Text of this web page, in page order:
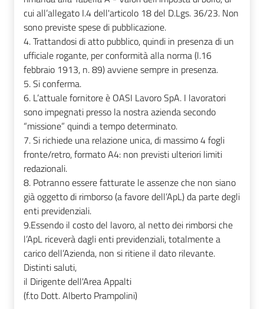
cui all’allegato I.4 dell'articolo 18 del D.Lgs. 36/23. Non
sono previste spese di pubblicazione.
4. Trattandosi di atto pubblico, quindi in presenza di un
ufficiale rogante, per conformità alla norma (l.16
febbraio 1913, n. 89) avviene sempre in presenza.
5. Si conferma.
6. L’attuale fornitore è OASI Lavoro SpA. I lavoratori
sono impegnati presso la nostra azienda secondo
“missione” quindi a tempo determinato.
7. Si richiede una relazione unica, di massimo 4 fogli
fronte/retro, formato A4: non previsti ulteriori limiti
redazionali.
8. Potranno essere fatturate le assenze che non siano
già oggetto di rimborso (a favore dell’ApL) da parte degli
enti previdenziali.
9.Essendo il costo del lavoro, al netto dei rimborsi che
l’ApL riceverà dagli enti previdenziali, totalmente a
carico dell’Azienda, non si ritiene il dato rilevante.
Distinti saluti,
il Dirigente dell'Area Appalti
(f.to Dott. Alberto Prampolini)